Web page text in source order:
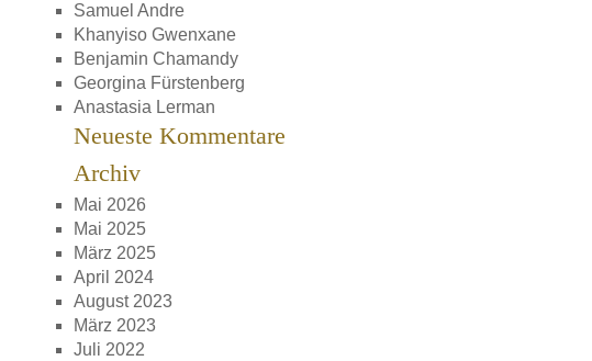
Samuel Andre
Khanyiso Gwenxane
Benjamin Chamandy
Georgina Fürstenberg
Anastasia Lerman
Neueste Kommentare
Archiv
Mai 2026
Mai 2025
März 2025
April 2024
August 2023
März 2023
Juli 2022